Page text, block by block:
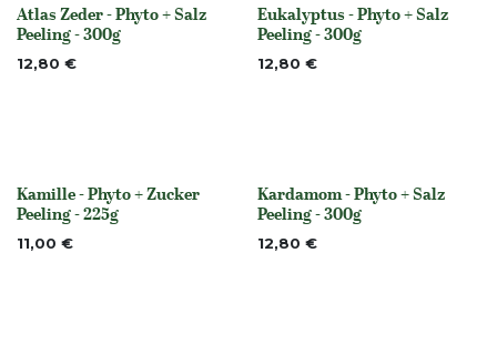
None
Atlas Zeder - Phyto + Salz
Peeling - 300g
12,80 €
None
Eukalyptus - Phyto + Salz
Peeling - 300g
12,80 €
None
Kamille - Phyto + Zucker
Peeling - 225g
11,00 €
None
Kardamom - Phyto + Salz
Peeling - 300g
12,80 €